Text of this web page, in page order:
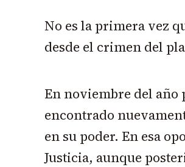
No es la primera vez
desde el crimen del
En noviembre del año
encontrado
en su poder. En esa
Justicia, aunque